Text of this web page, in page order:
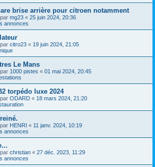
brise arrière pour citroen notamment
mg23 « 25 juin 2024, 20:36
annonces
citro23 « 19 juin 2024, 21:05
Le Mans
1000 pistes « 01 mai 2024, 20:45
torpédo luxe 2024
ODARD « 18 mars 2024, 21:20
HENRI « 11 janv. 2024, 10:19
annonces
christian « 27 déc. 2023, 11:29
annonces